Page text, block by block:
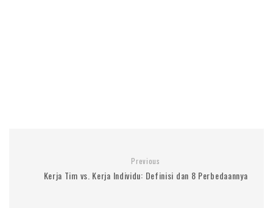
Previous
Kerja Tim vs. Kerja Individu: Definisi dan 8 Perbedaannya